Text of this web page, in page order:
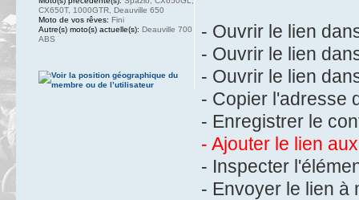
- Ouvrir le lien
- Ouvrir le lien
- Ouvrir le lien
- Copier l'adresse
- Enregistrer le
- Ajouter le lien
- Inspecter
- Envoyer le lien à
CX650T, 1000GTR, Deauville 650
Moto de vos rêves: Fini
Autre(s) moto(s) actuelle(s): Deauville 700
ABS